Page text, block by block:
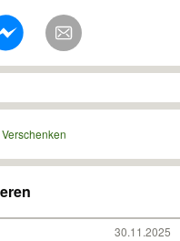
Verschenken
30.11.2025